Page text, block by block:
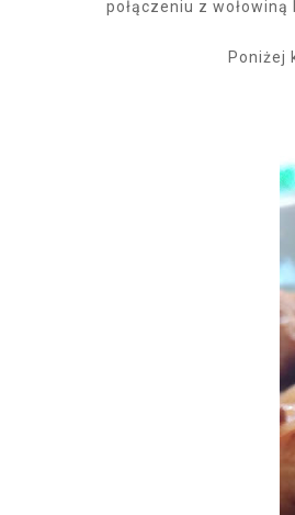
połączeniu z
Poniżej